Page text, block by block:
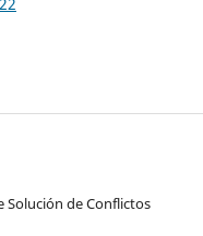
Solución de Conflictos